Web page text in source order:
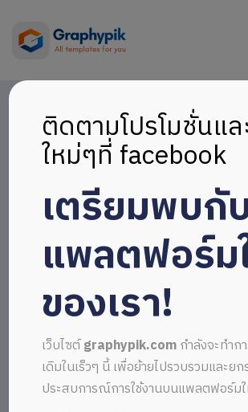
ติดตามโปรโมชั่นแ
ใหม่ๆที่ facebook
เตรียมพบกั
แพลตฟอร์ม
ของเรา!
เว็บไซต์graphypik.comกำลังจะทำก
เดิมในเร็วๆ นี้ เพื่อย้ายไปรวบรวมและย
ประสบการณ์การใช้งานบนแพลตฟอร์ม